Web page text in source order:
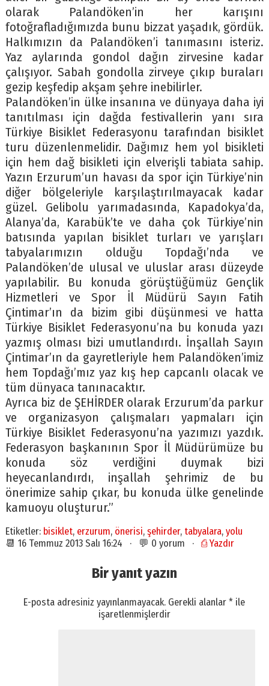
olarak Palandöken’in her karışını
fotoğrafladığımızda bunu bizzat yaşadık, gördük.
Halkımızın da Palandöken’i tanımasını isteriz.
Yaz aylarında gondol dağın zirvesine kadar
çalışıyor. Sabah gondolla zirveye çıkıp buraları
gezip keşfedip akşam şehre inebilirler.
Palandöken’in ülke insanına ve dünyaya daha iyi
tanıtılması için dağda festivallerin yanı sıra
Türkiye Bisiklet Federasyonu tarafından bisiklet
turu düzenlenmelidir. Dağımız hem yol bisikleti
için hem dağ bisikleti için elverişli tabiata sahip.
Yazın Erzurum’un havası da spor için Türkiye’nin
diğer bölgeleriyle karşılaştırılmayacak kadar
güzel. Gelibolu yarımadasında, Kapadokya’da,
Alanya’da, Karabük’te ve daha çok Türkiye’nin
batısında yapılan bisiklet turları ve yarışları
tabyalarımızın olduğu Topdağı’nda ve
Palandöken’de ulusal ve uluslar arası düzeyde
yapılabilir. Bu konuda görüştüğümüz Gençlik
Hizmetleri ve Spor İl Müdürü Sayın Fatih
Çintimar’ın da bizim gibi düşünmesi ve hatta
Türkiye Bisiklet Federasyonu’na bu konuda yazı
yazmış olması bizi umutlandırdı. İnşallah Sayın
Çintimar’ın da gayretleriyle hem Palandöken’imiz
hem Topdağı’mız yaz kış hep capcanlı olacak ve
tüm dünyaca tanınacaktır.
Ayrıca biz de ŞEHİRDER olarak Erzurum’da parkur
ve organizasyon çalışmaları yapmaları için
Türkiye Bisiklet Federasyonu’na yazımızı yazdık.
Federasyon başkanının Spor İl Müdürümüze bu
konuda söz verdiğini duymak bizi
heyecanlandırdı, inşallah şehrimiz de bu
önerimize sahip çıkar, bu konuda ülke genelinde
kamuoyu oluşturur.”
Etiketler: bisiklet, erzurum, önerisi, şehirder, tabyalara, yolu
📆 16 Temmuz 2013 Salı 16:24 · 💬 0 yorum · ⎙ Yazdır
Bir yanıt yazın
E-posta adresiniz yayınlanmayacak. Gerekli alanlar* ile
işaretlenmişlerdir